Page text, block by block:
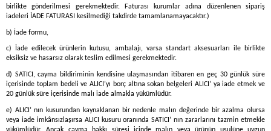
birlikte gönderilmesi gerekmektedir. Faturası kurumlar adına düzenlenen sipariş
iadeleri İADE FATURASI kesilmediği takdirde tamamlanamayacaktır.)
b) İade formu,
c) İade edilecek ürünlerin kutusu, ambalajı, varsa standart aksesuarları ile birlikte
eksiksiz ve hasarsız olarak teslim edilmesi gerekmektedir.
d) SATICI, cayma bildiriminin kendisine ulaşmasından itibaren en geç 30 günlük süre
içerisinde toplam bedeli ve ALICI’yı borç altına sokan belgeleri ALICI’ ya iade etmek ve
20 günlük süre içerisinde malı iade almakla yükümlüdür.
e) ALICI’ nın kusurundan kaynaklanan bir nedenle malın değerinde bir azalma olursa
veya iade imkânsızlaşırsa ALICI kusuru oranında SATICI’ nın zararlarını tazmin etmekle